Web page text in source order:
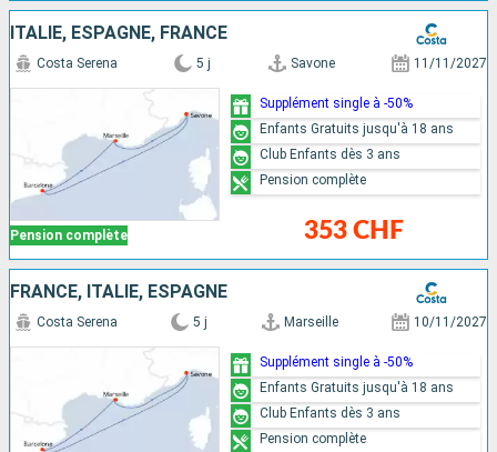
ITALIE, ESPAGNE, FRANCE
Pension complète
Costa Serena 5 j Savone 11/11/2027
353 CHF
Supplément single à -50%
Enfants Gratuits jusqu'à 18 ans
Club Enfants dès 3 ans
Pension complète
FRANCE, ITALIE, ESPAGNE
Costa Serena 5 j Marseille 10/11/2027
Supplément single à -50%
Enfants Gratuits jusqu'à 18 ans
Club Enfants dès 3 ans
Pension complète